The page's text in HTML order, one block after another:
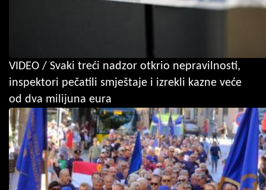
VIDEO / Svaki treći nadzor otkrio nepravilnosti,
inspektori pečatili smještaje i izrekli kazne veće
od dva milijuna eura